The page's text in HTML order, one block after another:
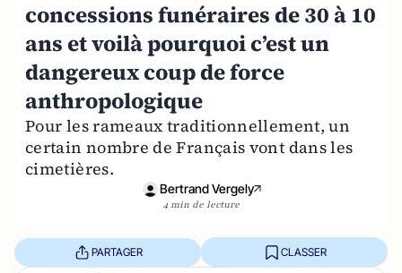
concessions funéraires de 30 à 10
ans et voilà pourquoi c’est un
dangereux coup de force
anthropologique
Pour les rameaux traditionnellement, un
certain nombre de Français vont dans les
cimetières.
Bertrand Vergely
4 min de lecture
PARTAGER CLASSER